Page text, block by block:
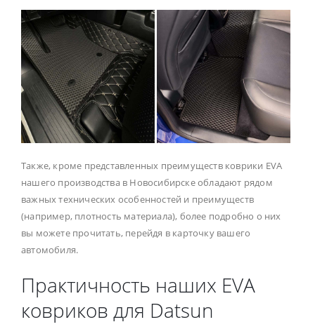
Также, кроме представленных преимуществ коврики EVA
нашего производства в Новосибирске обладают рядом
важных технических особенностей и преимуществ
(например, плотность материала), более подробно о них
вы можете прочитать, перейдя в карточку вашего
автомобиля.
Практичность наших EVA
ковриков для Datsun